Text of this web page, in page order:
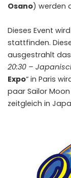
Osano) werden
Dieses Event
stattfinden.
ausgestrahlt
20:30 –
Expo“ in Paris
paar Sailor
zeitgleich in